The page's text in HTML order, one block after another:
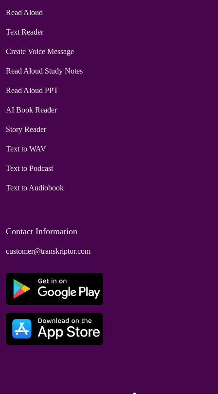
Read Aloud
Text Reader
Create Voice Message
Read Aloud Study Notes
Read Aloud PPT
AI Book Reader
Story Reader
Text to WAV
Text to Podcast
Text to Audiobook
Contact Information
customer@transkriptor.com